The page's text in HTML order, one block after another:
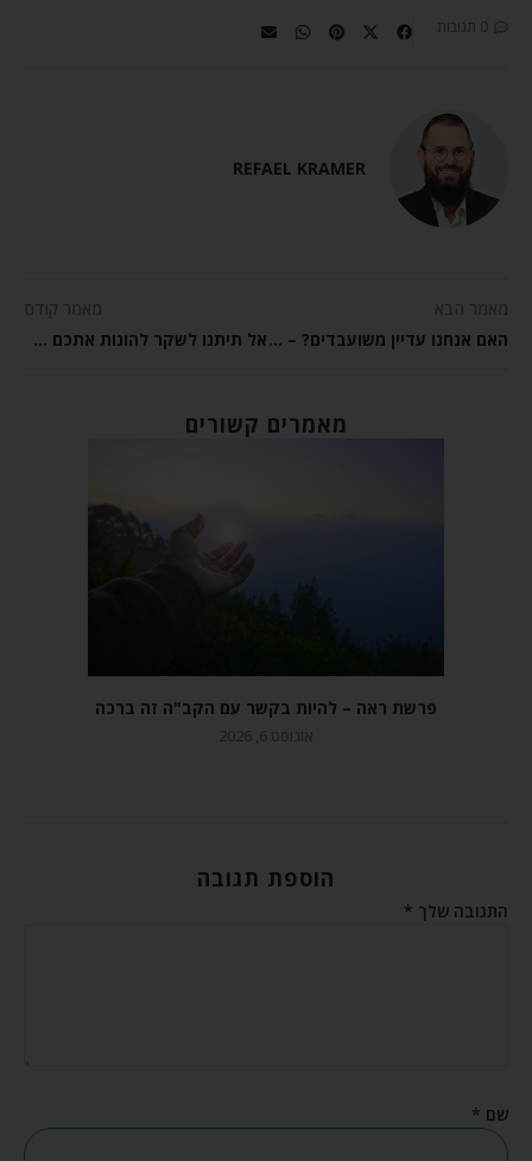
0 תגובות
REFAEL KRAMER
מאמר הבא
האם אנחנו עדיין משועבדים? – פרשת השבוע שמות
מאמר קודם
אל תיתנו לשקר להונות אתכם – פרשת השבוע שמות
מאמרים קשורים
פרשת ראה – להיות בקשר עם הקב"ה זה ברכה
אוגוסט 6, 2026
הוספת תגובה
התגובה שלך *
שם *